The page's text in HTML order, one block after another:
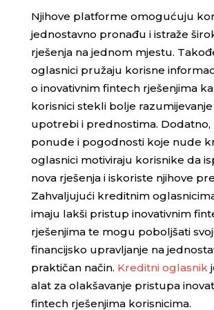
Njihove platforme omogućuju
jednostavno pronađu i istraže
rješenja na jednom mjestu.
oglasnici pružaju korisne
o inovativnim fintech rješenjima
korisnici stekli bolje razumijevanje
upotrebi i prednostima. Dodatno,
ponude i pogodnosti koje nude
oglasnici motiviraju korisnike da
nova rješenja i iskoriste njihove
Zahvaljujući kreditnim
imaju lakši pristup inovativnim
rješenjima te mogu poboljšati
financijsko upravljanje na
praktičan način. Kreditni oglasnik
alat za olakšavanje pristupa
fintech rješenjima korisnicima.